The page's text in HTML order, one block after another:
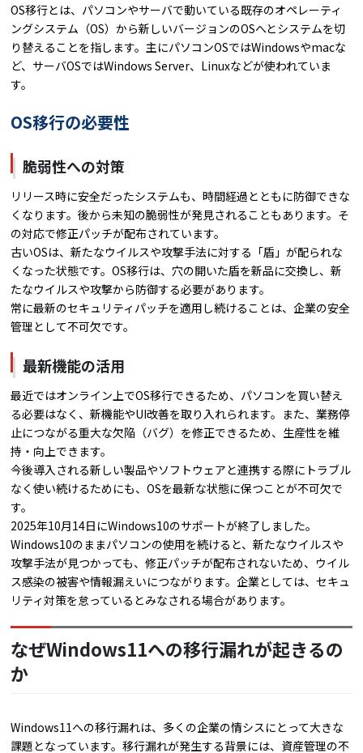
OS移行とは、パソコンやサーバで動いている既存のオペレーティ
ングシステム（OS）から新しいバージョンのOSへとシステムを切
り替えることを指します。主にパソコンOSではWindowsやmacな
ど、サーバOSではWindows Server、Linuxなどが使われていま
す。
OS移行の必要性
脆弱性への対策
リリース時に安全だったシステムも、時間経過とともに防御できな
くなります。後から未知の脆弱性が発見されることもあります。そ
の対応で修正パッチが配布されています。
古いOSは、新たなウイルスや攻撃手法に対する「盾」が配られな
くなった状態です。OS移行は、穴の開いた盾を新品に交換し、新
たなウイルスや攻撃から防御する必要があります。
常に最新のセキュリティパッチを適用し続けることは、企業の安全
管理として不可欠です。
最新機能の活用
最近ではオンライン上でOS移行できるため、パソコンを買い替え
る必要はなく、新機能やUI改善を取り入れられます。また、業務停
止につながる重大な欠陥（バグ）を修正できるため、生産性を維
持・向上できます。
今後導入される新しい製品やソフトウェアと連携する際にトラブル
なく使い続けるためにも、OSを最新な状態に保つことが不可欠で
す。
2025年10月14日にWindows10のサポートが終了しました。
Windows10のままパソコンの使用を続けると、新たなウイルスや
攻撃手法が見つかっても、修正パッチが配布されないため、ウイル
ス感染の被害や情報漏えいにつながります。企業としては、セキュ
リティ対策を怠っているとみなされる場合があります。
なぜWindows11への移行漏れが起きるの
か
Windows11への移行漏れは、多くの企業の情シスにとって大きな
課題となっています。移行漏れが発生する背景には、資産管理の不